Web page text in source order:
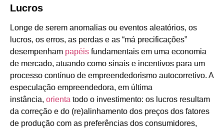
Lucros
Longe de serem anomalias ou eventos aleatórios, os
lucros, os erros, as perdas e as “má precificações”
desempenham papéis fundamentais em uma economia
de mercado, atuando como sinais e incentivos para um
processo contínuo de empreendedorismo autocorretivo. A
especulação empreendedora, em última
instância, orienta todo o investimento: os lucros resultam
da correção e do (re)alinhamento dos preços dos fatores
de produção com as preferências dos consumidores,